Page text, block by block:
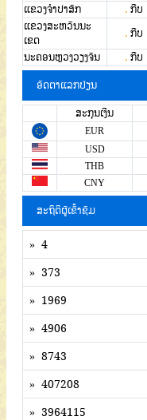
ແຂວງຈໍາປາສັກ
.ກີບ
ແຂວງສະຫວັນນະ
ເຂດ
.ກີບ
ນະຄອນຫຼວງວຽງຈັນ
.ກີບ
ອັດຕາແລກປ່ຽນ
ສະກຸນເງີນ
EUR
USD
THB
CNY
ສະຖິຕິຜູ້ເຂົ້າຊົມ
» 4
» 373
» 1969
» 4906
» 8743
» 407208
» 3964115